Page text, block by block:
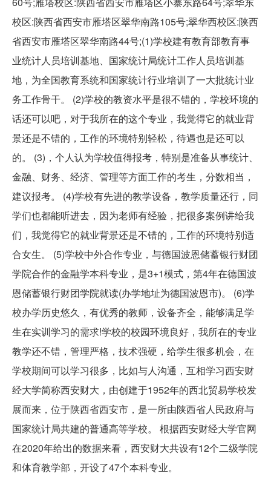
校区:陕西省西安市雁塔区翠华南路105号;翠华西校区:陕西
省西安市雁塔区翠华南路44号;(1)学校建有教育部教育事
业统计人员培训基地、国家统计局统计工作人员培训基
地，为全国教育系统和国家统计行业培训了一大批统计业
务工作骨干。 (2)学校的教资水平是很不错的，学校环境的
话还可以吧，对于我所在的这个专业，我觉得它的就业背
景还是不错的，工作的环境特别轻松，待遇也是还可以
的。 (3)，个人认为学校值得报考，特别是准备从事统计、
金融、财务、经济、管理等方面工作的考生，分数相当，
建议报考。 (4)学校有先进的教学设备，教学质量还行，同
学们也都能听进去，因为老师有经验，把很多案例讲给我
们，我觉得它的就业背景还是不错的，工作的环境特别适
合女生。 (5)学校中外合作专业，与德国波恩储蓄银行财团
学院合作的金融学本科专业，是3+1模式，第4年在德国波
恩储蓄银行财团学院就读(办学地址为德国波恩市)。 (6)学
校办学历史悠久，有优秀的教师，设备齐全，能够满足学
生在实训学习的需求!学校的校园环境良好，我所在的专业
教学还不错，管理严格，技术强硬，给学生很多机会，在
学校期间可以学习很多，比如与人沟通，互相学习西安财
经大学简称西安财大，由创建于1952年的西北贸易学校发
展而来，位于陕西省西安市，是一所由陕西省人民政府与
国家统计局共建的普通高等学校。 根据西安财经大学官网
在2020年给出的数据来看，西安财大共设有12个二级学院
和体育教学部，开设了47个本科专业。